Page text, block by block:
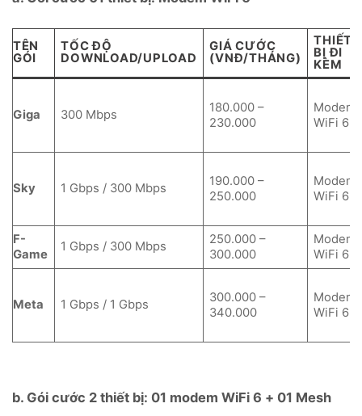
TÊN
GÓI
TỐC ĐỘ
DOWNLOAD/UPLOAD
GIÁ CƯỚC
(VNĐ/THÁNG)
THIẾT
BỊ ĐI
KÈM
Giga 300 Mbps
180.000 –
230.000
Modem
WiFi 6
Sky 1 Gbps / 300 Mbps
190.000 –
250.000
Modem
WiFi 6
F-
Game
1 Gbps / 300 Mbps
250.000 –
300.000
Modem
WiFi 6
Meta 1 Gbps / 1 Gbps
300.000 –
340.000
Modem
WiFi 6
b. Gói cước 2 thiết bị: 01 modem WiFi 6 + 01 Mesh